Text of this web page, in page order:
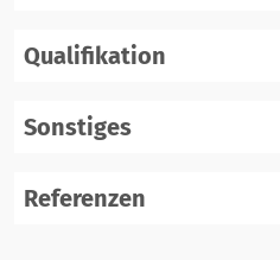
Qualifikation
Sonstiges
Referenzen